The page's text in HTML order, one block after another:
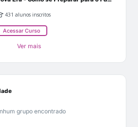
431 alunos inscritos
Acessar Curso
Ver mais
grupo encontrado